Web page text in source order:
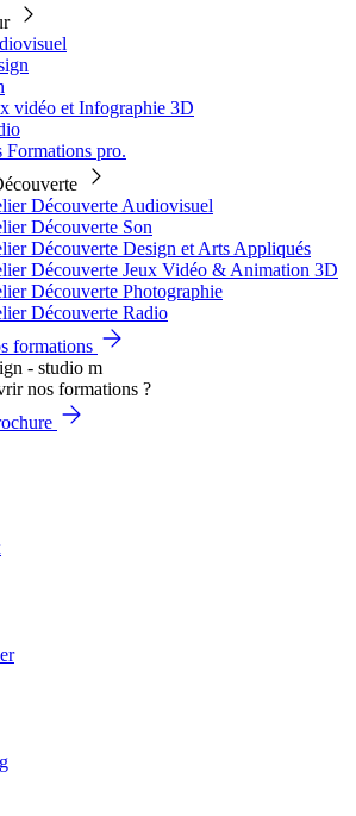
vidéo et Infographie 3D
Formations pro.
Découverte Audiovisuel
Découverte Son
Découverte Design et Arts Appliqués
Découverte Jeux Vidéo & Animation 3D
Découverte Photographie
Découverte Radio
formations
nos formations ?